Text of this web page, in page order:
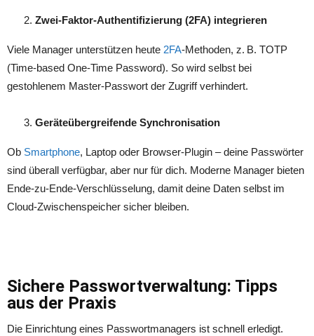
Zwei-Faktor-Authentifizierung (2FA) integrieren
Viele Manager unterstützen heute 2FA-Methoden, z. B. TOTP
(Time-based One-Time Password). So wird selbst bei
gestohlenem Master-Passwort der Zugriff verhindert.
Geräteübergreifende Synchronisation
Ob Smartphone, Laptop oder Browser-Plugin – deine Passwörter
sind überall verfügbar, aber nur für dich. Moderne Manager bieten
Ende-zu-Ende-Verschlüsselung, damit deine Daten selbst im
Cloud-Zwischenspeicher sicher bleiben.
Sichere Passwortverwaltung: Tipps
aus der Praxis
Die Einrichtung eines Passwortmanagers ist schnell erledigt.